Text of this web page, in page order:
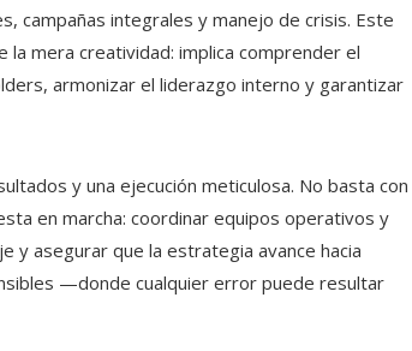
campañas integrales y manejo de crisis. Este
mera creatividad: implica comprender el
armonizar el liderazgo interno y garantizar
y una ejecución meticulosa. No basta con
en marcha: coordinar equipos operativos y
y asegurar que la estrategia avance hacia
—donde cualquier error puede resultar